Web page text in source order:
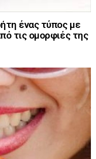
ένας τύπος με
τις ομορφιές της